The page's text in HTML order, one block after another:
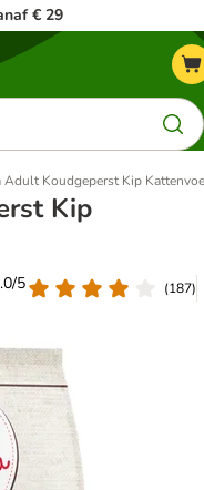
€ 29
Adult Koudgeperst Kip
Kip
5
(187)